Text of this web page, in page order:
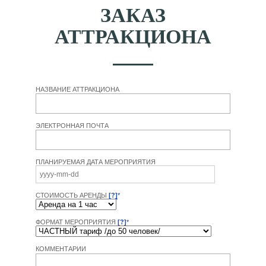
ЗАКАЗ
АТТРАКЦИОНА
НАЗВАНИЕ АТТРАКЦИОНА
ЭЛЕКТРОННАЯ ПОЧТА
ПЛАНИРУЕМАЯ ДАТА МЕРОПРИЯТИЯ
СТОИМОСТЬ АРЕНДЫ [?]*
ФОРМАТ МЕРОПРИЯТИЯ [?]*
КОММЕНТАРИИ